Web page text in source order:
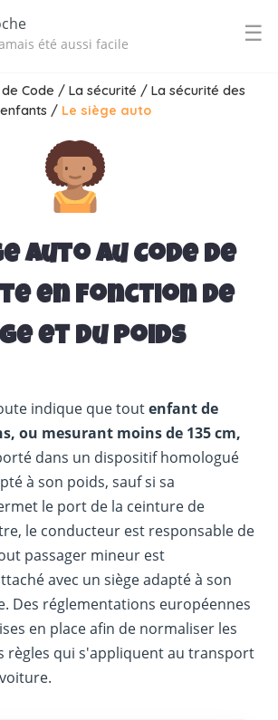
été aussi facile ☰
Code / La sécurité / La sécurité des
enfants / Le siège auto
auto au Code de
en fonction de
et du poids
indique que toutenfant de
ou mesurant moins de 135 cm,
dans un dispositif homologué
à son poids, sauf si sa
le port de la ceinture de
le conducteur est responsable de
passager mineur est
avec un siège adapté à son
Des réglementations européennes
en place afin de normaliser les
règles qui s'appliquent au transport